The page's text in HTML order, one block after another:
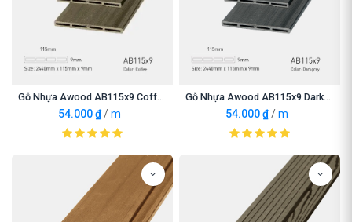
Gỗ Nhựa Awood AB115x9 Coffee
54.000₫ /m
Gỗ Nhựa Awood AB115x9 Darkgrey
54.000₫ /m